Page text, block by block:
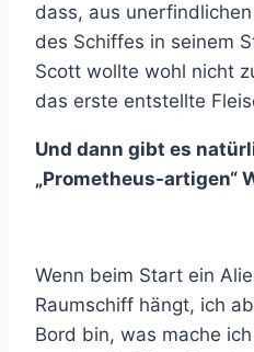
dass, aus
des Schiffes in seinem
Scott wollte wohl nicht
das erste entstellte
Und dann gibt es
„Prometheus-artigen“
Wenn beim Start ein
Raumschiff hängt, ich
Bord bin, was mache